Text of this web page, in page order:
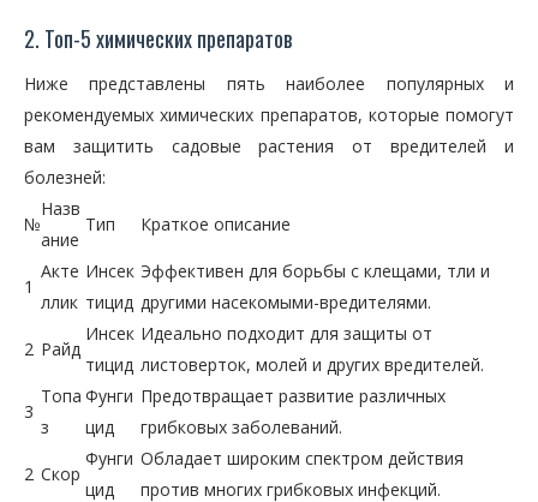
2. Топ-5 химических препаратов
Ниже представлены пять наиболее популярных и
рекомендуемых химических препаратов, которые помогут
вам защитить садовые растения от вредителей и
болезней:
№
Назв
ание
Тип Краткое описание
1
Акте
ллик
Инсек
тицид
Эффективен для борьбы с клещами, тли и
другими насекомыми-вредителями.
2 Райд
Инсек
тицид
Идеально подходит для защиты от
листоверток, молей и других вредителей.
3
Топа
з
Фунги
цид
Предотвращает развитие различных
грибковых заболеваний.
2 Скор
Фунги
цид
Обладает широким спектром действия
против многих грибковых инфекций.